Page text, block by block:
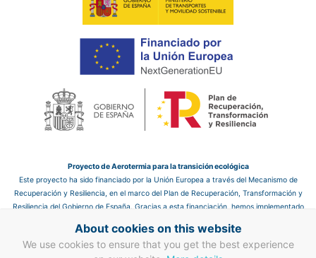
Proyecto de Aerotermia para la transición ecológica
Este proyecto ha sido financiado por la Unión Europea a través del Mecanismo de
Recuperación y Resiliencia, en el marco del Plan de Recuperación, Transformación y
Resiliencia del Gobierno de España. Gracias a esta financiación, hemos implementado
y reducir las emisiones de CO₂, contribuyendo así a un futuro más sostenible.
About cookies on this website
We use cookies to ensure that you get the best experience